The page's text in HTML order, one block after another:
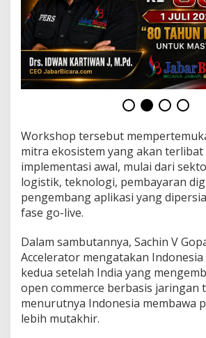
s
h
o
p
P
r
d
a
n
a
Workshop tersebut
mitra ekosistem yang akan terlibat
implementasi awal, mulai dari
logistik, teknologi, pembayaran
pengembang aplikasi yang
fase go-live.
Dalam sambutannya, Sachin V
Accelerator mengatakan
kedua setelah India yang
open commerce berbasis jaringan
menurutnya Indonesia membawa
lebih mutakhir.